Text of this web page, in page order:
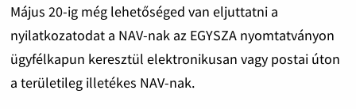
Május 20-ig még lehetőséged van eljuttatni a
nyilatkozatodat a NAV-nak az EGYSZA nyomtatványon
ügyfélkapun keresztül elektronikusan vagy postai úton
a területileg illetékes NAV-nak.